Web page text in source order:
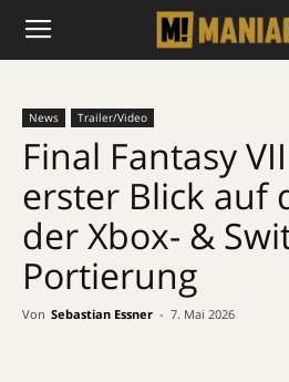
News Trailer/Video
Final Fantasy
erster Blick auf
der Xbox- &
Portierung
Von Sebastian Essner - 7. Mai 2026